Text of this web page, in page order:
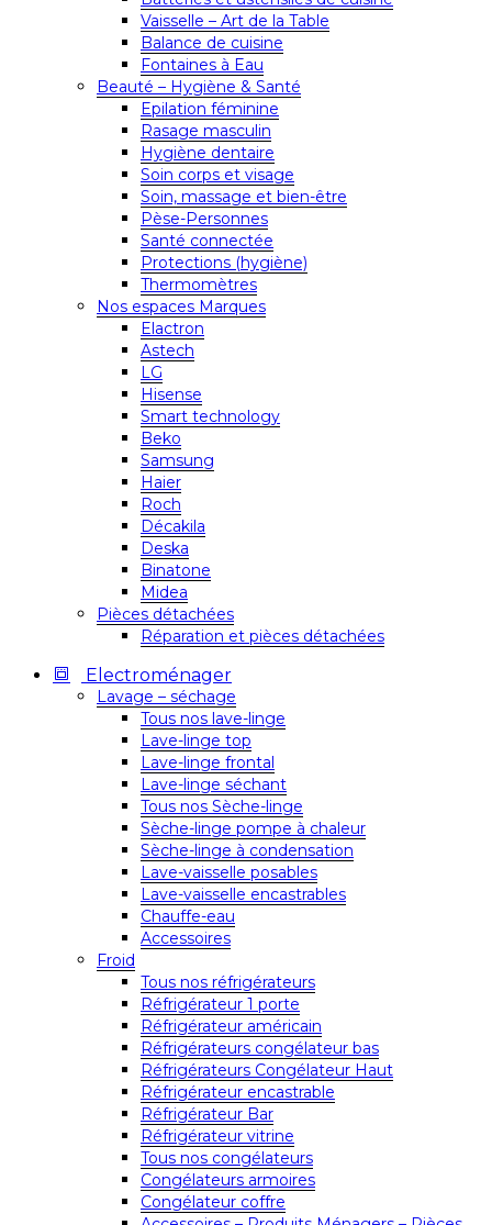
Vaisselle – Art de la Table
Balance de cuisine
Fontaines à Eau
Beauté – Hygiène & Santé
Epilation féminine
Rasage masculin
Hygiène dentaire
Soin corps et visage
Soin, massage et bien-être
Pèse-Personnes
Santé connectée
Protections (hygiène)
Thermomètres
Nos espaces Marques
Elactron
Astech
LG
Hisense
Smart technology
Beko
Samsung
Haier
Roch
Décakila
Deska
Binatone
Midea
Pièces détachées
Réparation et pièces détachées
Electroménager
Lavage – séchage
Tous nos lave-linge
Lave-linge top
Lave-linge frontal
Lave-linge séchant
Tous nos Sèche-linge
Sèche-linge pompe à chaleur
Sèche-linge à condensation
Lave-vaisselle posables
Lave-vaisselle encastrables
Chauffe-eau
Accessoires
Froid
Tous nos réfrigérateurs
Réfrigérateur 1 porte
Réfrigérateur américain
Réfrigérateurs congélateur bas
Réfrigérateurs Congélateur Haut
Réfrigérateur encastrable
Réfrigérateur Bar
Réfrigérateur vitrine
Tous nos congélateurs
Congélateurs armoires
Congélateur coffre